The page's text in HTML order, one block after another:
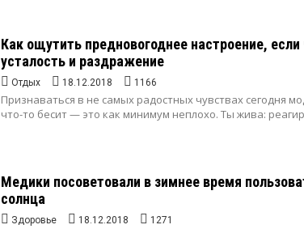
Как ощутить предновогоднее настроение,
усталость и раздражение
Отдых 18.12.2018 1166
Признаваться в не самых радостных чувствах сегодня
что-то бесит — это как минимум неплохо. Ты жива:
Медики посоветовали в зимнее время
солнца
Здоровье 18.12.2018 1271